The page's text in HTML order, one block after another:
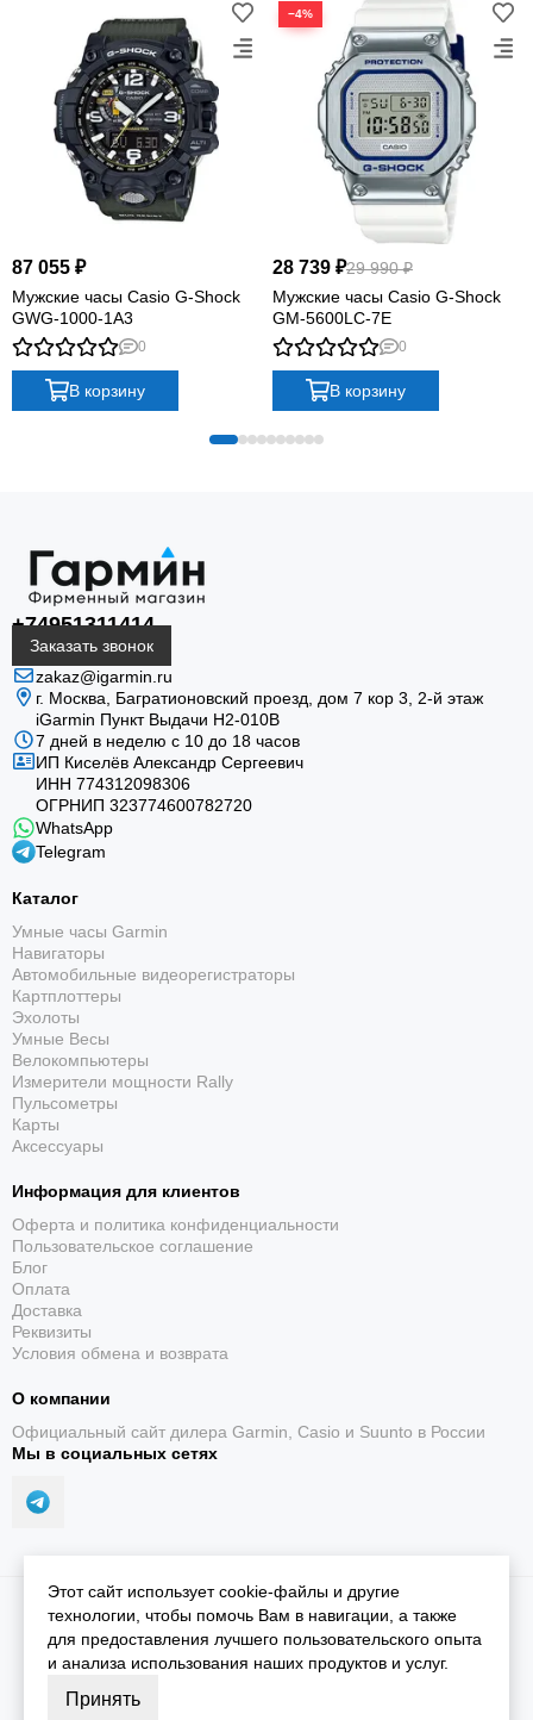
87 055 ₽
Мужские часы Casio G-Shock
GWG-1000-1A3
0
В корзину
−4%
28 739 ₽29 990 ₽
Мужские часы Casio G-Shock
GM-5600LC-7E
0
В корзину
+74951311414
Заказать звонок
zakaz@igarmin.ru
г. Москва, Багратионовский проезд, дом 7 кор 3, 2-й этаж
iGarmin Пункт Выдачи Н2-010В
7 дней в неделю с 10 до 18 часов
ИП Киселёв Александр Сергеевич
ИНН 774312098306
ОГРНИП 323774600782720
WhatsApp
Telegram
Каталог
Умные часы Garmin
Навигаторы
Автомобильные видеорегистраторы
Картплоттеры
Эхолоты
Умные Весы
Велокомпьютеры
Измерители мощности Rally
Пульсометры
Карты
Аксессуары
Информация для клиентов
Оферта и политика конфиденциальности
Пользовательское соглашение
Блог
Оплата
Доставка
Реквизиты
Условия обмена и возврата
О компании
Официальный сайт дилера Garmin, Casio и Suunto в России
Мы в социальных сетях
2026 © iGarmin.Карта сайта
Этот сайт использует cookie-файлы и другие
технологии, чтобы помочь Вам в навигации, а также
для предоставления лучшего пользовательского опыта
и анализа использования наших продуктов и услуг.
Принять